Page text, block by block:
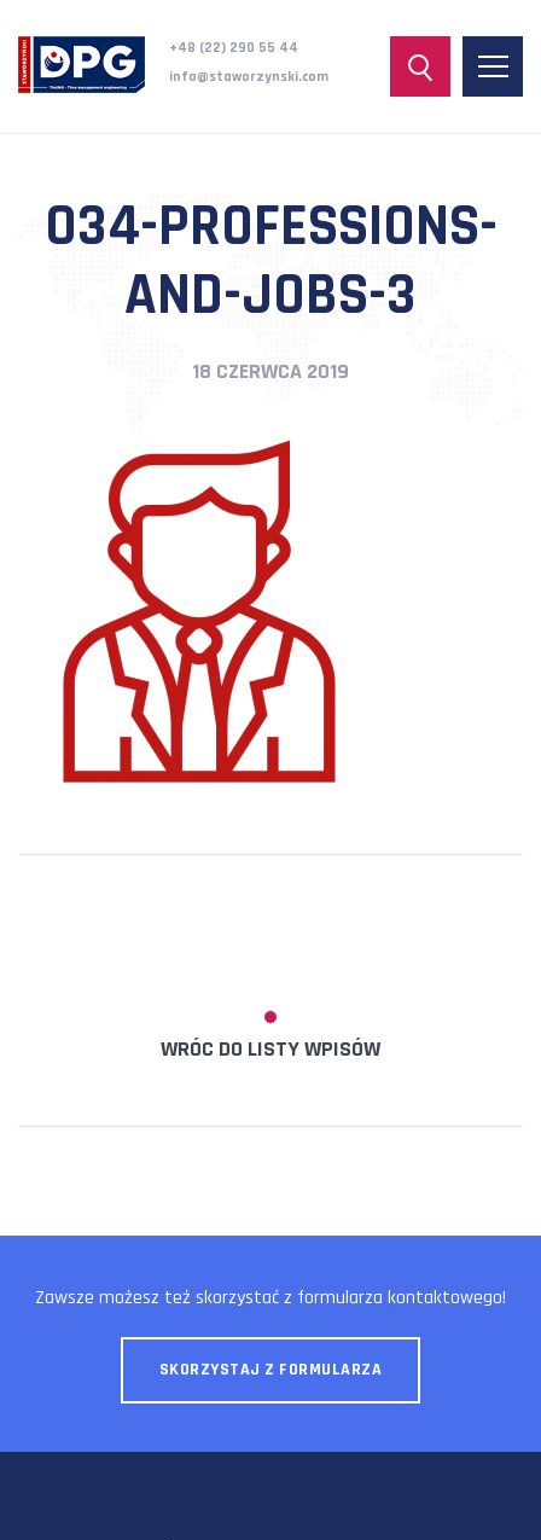
+48 (22) 290 55 44
info@staworzynski.com
034-PROFESSIONS-
AND-JOBS-3
18 CZERWCA 2019
WRÓC DO LISTY WPISÓW
Zawsze możesz też skorzystać z formularza kontaktowego!
SKORZYSTAJ Z FORMULARZA